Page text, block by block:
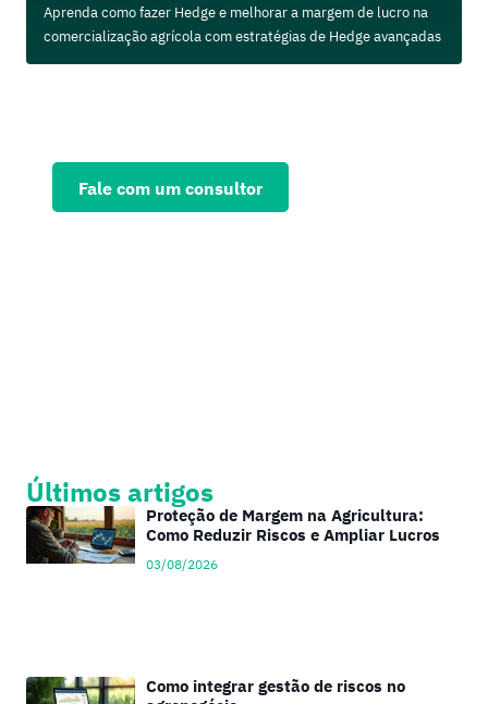
Aprenda como fazer Hedge e melhorar a margem de lucro na
comercialização agrícola com estratégias de Hedge avançadas
Fale com um consultor
Últimos artigos
Proteção de Margem na Agricultura:
Como Reduzir Riscos e Ampliar Lucros
03/08/2026
Como integrar gestão de riscos no